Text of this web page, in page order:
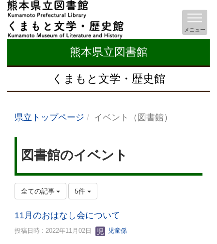
熊本県立図書館
くまもと文学・歴史館
メニュー
県立トップページ イベント（図書館）
図書館のイベント
全ての記事 5件
11月のおはなし会について
投稿日時 : 2022年11月02日 児童係